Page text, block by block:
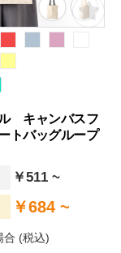
キャンバスフ
トバッグループ
￥511 ~
￥684 ~
合 (税込)